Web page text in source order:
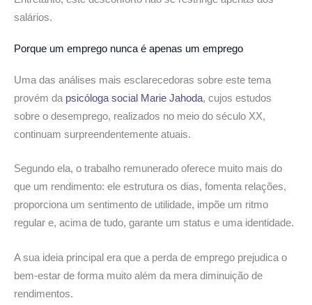
salários.
Porque um emprego nunca é apenas um emprego
Uma das análises mais esclarecedoras sobre este tema
provém da psicóloga social Marie Jahoda, cujos estudos
sobre o desemprego, realizados no meio do século XX,
continuam surpreendentemente atuais.
Segundo ela, o trabalho remunerado oferece muito mais do
que um rendimento: ele estrutura os dias, fomenta relações,
proporciona um sentimento de utilidade, impõe um ritmo
regular e, acima de tudo, garante um status e uma identidade.
A sua ideia principal era que a perda de emprego prejudica o
bem-estar de forma muito além da mera diminuição de
rendimentos.